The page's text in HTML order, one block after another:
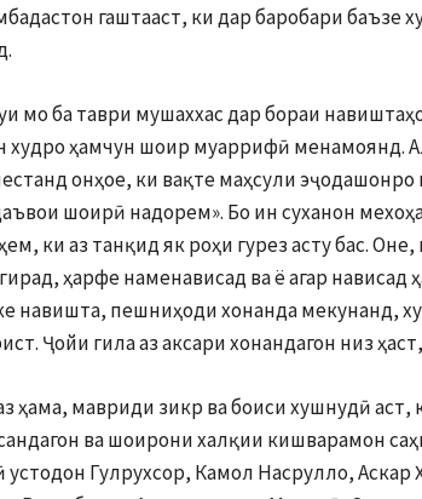
гаштааст, ки дар баробари баъзе
мо ба таври мушаххас дар бораи
худро ҳамчун шоир муаррифӣ менамоянд.
онҳое, ки вақте маҳсули
шоирӣ надорем». Бо ин суханон
ки аз танқид як роҳи гурез асту бас.
ҳарфе наменависад ва ё агар
навишта, пешниҳоди хонанда мекунанд,
Ҷойи гила аз аксари хонандагон низ
ҳама, мавриди зикр ва боиси хушнудӣ
ва шоирони халқии кишварамон
устодон Гулрухсор, Камол Насрулло,